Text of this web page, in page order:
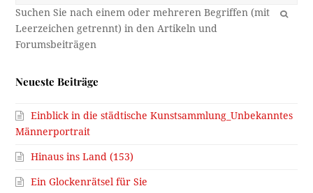
OK
Neueste Beiträge
Einblick in die städtische Kunstsammlung_Unbekanntes
Männerportrait
Hinaus ins Land (153)
Ein Glockenrätsel für Sie